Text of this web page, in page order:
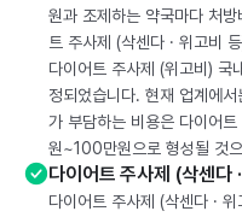
원과 조제하는 약국마다 처
트 주사제 (삭센다 · 위고비
다이어트 주사제 (위고비)
정되었습니다. 현재 업계에
가 부담하는 비용은 다이어
원~100만원으로 형성될 것
다이어트 주사제 (삭센다
다이어트 주사제 (삭센다 ·